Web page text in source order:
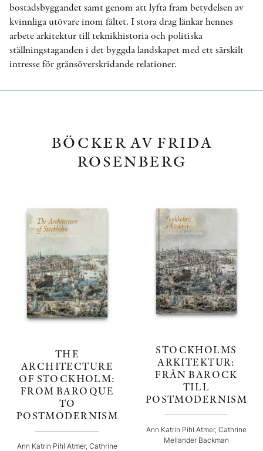
bostadsbyggandet samt genom att lyfta fram betydelsen av
kvinnliga utövare inom fältet. I stora drag länkar hennes
arbete arkitektur till teknikhistoria och politiska
ställningstaganden i det byggda landskapet med ett särskilt
intresse för gränsöverskridande relationer.
BÖCKER AV FRIDA
ROSENBERG
THE
ARCHITECTURE
OF STOCKHOLM:
FROM BAROQUE
TO
POSTMODERNISM
Ann Katrin Pihl Atmer, Cathrine
STOCKHOLMS
ARKITEKTUR:
FRÅN BAROCK
TILL
POSTMODERNISM
Ann Katrin Pihl Atmer, Cathrine
Mellander Backman